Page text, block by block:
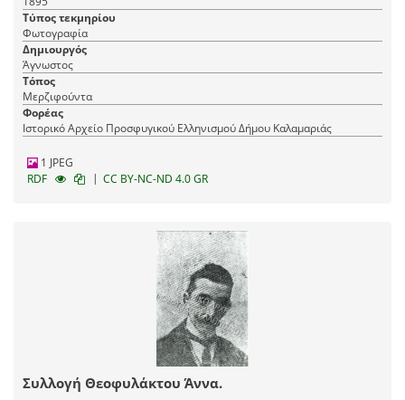
Τύπος τεκμηρίου
Φωτογραφία
Δημιουργός
Άγνωστος
Τόπος
Μερζιφούντα
Φορέας
Ιστορικό Αρχείο Προσφυγικού Ελληνισμού Δήμου Καλαμαριάς
1 JPEG
RDF
| CC BY-NC-ND 4.0 GR
Συλλογή Θεοφυλάκτου Άννα.